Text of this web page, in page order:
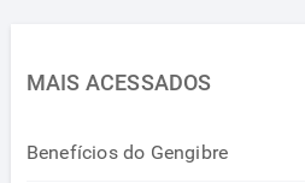
MAIS ACESSADOS
Benefícios do Gengibre